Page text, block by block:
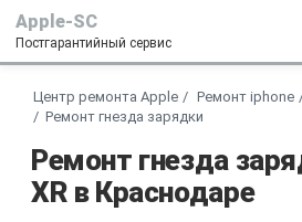
Apple-SC
Постгарантийный сервис
Центр ремонта Apple Ремонт iphone
Ремонт гнезда зарядки
Ремонт гнезда
XR в Краснодаре